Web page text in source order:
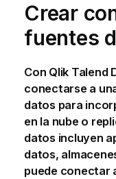
Crear
fuentes
Con Qlik Talend
conectarse a
datos para
en la nube o
datos incluyen
datos,
puede conectar